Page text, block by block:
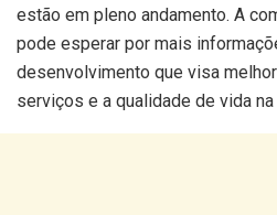
estão em pleno andamento. A
pode esperar por mais
desenvolvimento que visa
serviços e a qualidade de vida na